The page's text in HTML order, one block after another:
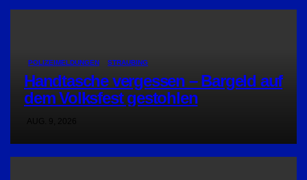
POLIZEIMELDUNGEN STRAUBING
Handtasche vergessen – Bargeld auf
dem Volksfest gestohlen